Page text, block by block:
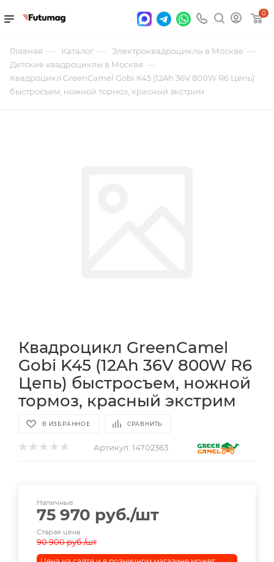
0
Главная — Каталог — Электроквадроциклы в Москве —
Детские квадроциклы в Москве —
Квадроцикл GreenCamel Gobi K45 (12Ah 36V 800W R6 Цепь)
быстросъем, ножной тормоз, красный экстрим
Квадроцикл GreenCamel
Gobi K45 (12Ah 36V 800W R6
Цепь) быстросъем, ножной
тормоз, красный экстрим
В ИЗБРАННОЕ СРАВНИТЬ
Артикул: 14702363
Наличные
75 970 руб./шт
Старая цена
90 900руб./шт